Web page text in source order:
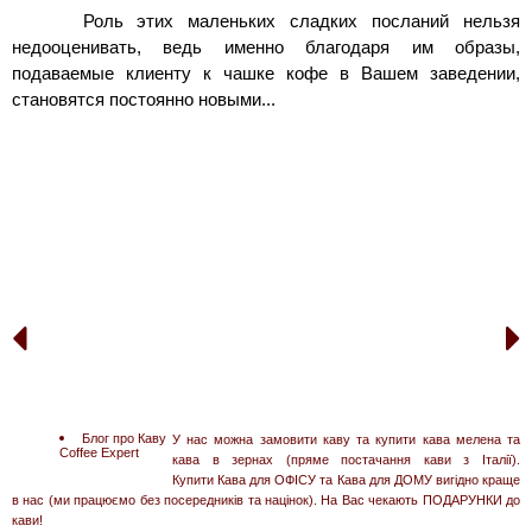
GOOGLE про
Нас
Пряма мова клиєнтiв
про наші товари та сервіс
Роль этих маленьких сладких посланий нельзя
недооценивать, ведь именно благодаря им образы,
подаваемые клиенту к чашке кофе в Вашем заведении,
становятся постоянно новыми...
Блог про Каву
Coffee Expert
У нас можна замовити каву та купити кава мелена та
кава в зернах (пряме постачання кави з Італії).
Купити Кава для ОФІСУ та Кава для ДОМУ вигідно краще
в нас (ми працюємо без посередників та націнок). На Вас чекають ПОДАРУНКИ до
кави!